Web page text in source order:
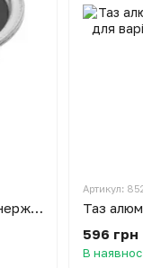
Миска кухонна глибока посилена з нержавіючої сталі Ø 17.5 см H 8 см
Артикул:
596 грн
В